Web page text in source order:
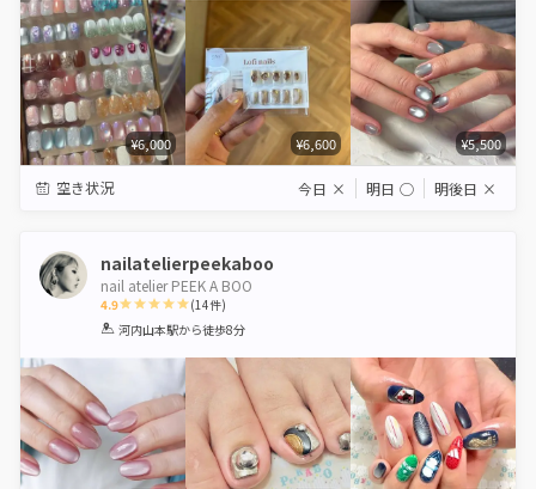
¥6,000 ¥6,600 ¥5,500
空き状況 今日 × 明日 ◯ 明後日 ×
nailatelierpeekaboo
nail atelier PEEK A BOO
4.9
1 2 3 4 5
(14件)
河内山本駅から徒歩8分